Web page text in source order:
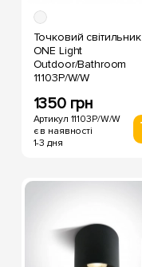
Точковий світильник
ONE Light
Outdoor/Bathroom
11103P/W/W
1350 грн
Артикул 11103P/W/W
є в наявності
1-3 дня